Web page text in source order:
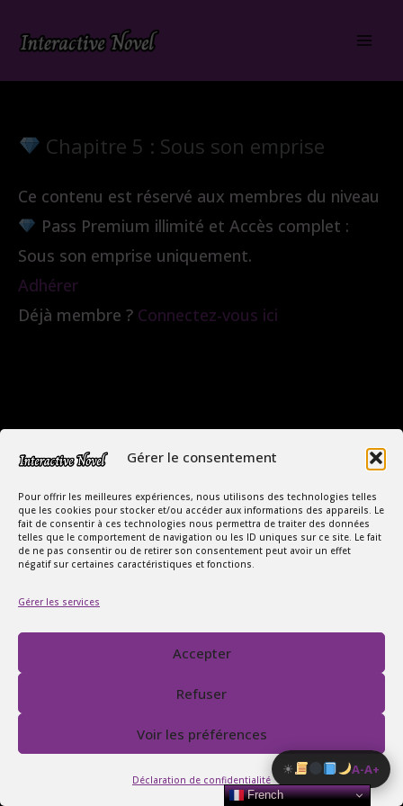
Gérer le consentement
Pour offrir les meilleures expériences, nous utilisons des technologies telles
que les cookies pour stocker et/ou accéder aux informations des appareils. Le
fait de consentir à ces technologies nous permettra de traiter des données
telles que le comportement de navigation ou les ID uniques sur ce site. Le fait
de ne pas consentir ou de retirer son consentement peut avoir un effet
négatif sur certaines caractéristiques et fonctions.
Gérer les services
Accepter
Refuser
Voir les préférences
Déclaration de confidentialité
☀ A-A+
Chapitre 5 : Sous son emprise
Ce contenu est réservé aux membres du niveau
Pass Premium illimité et Accès complet :
Sous son emprise uniquement.
Adhérer
Déjà membre ? Connectez-vous ici
Copyright Interactive Novel © 2026
Le Monde Captivant des Romances
Conditions Générales de Vente
Politique de confidentialité
French